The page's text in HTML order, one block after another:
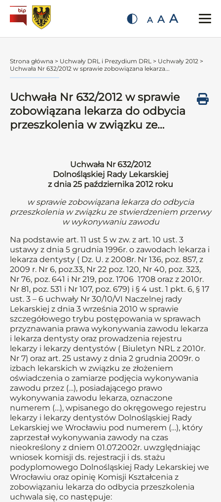
A A A
Strona główna > Uchwały DRL i Prezydium DRL > Uchwały 2012 >
Uchwała Nr 632/2012 w sprawie zobowiązana lekarza...
Uchwała Nr 632/2012 w sprawie
zobowiązana lekarza do odbycia
przeszkolenia w związku ze…
Uchwała Nr 632/2012
Dolnośląskiej Rady Lekarskiej
z dnia 25 października 2012 roku
w sprawie zobowiązana lekarza do odbycia
przeszkolenia w związku ze stwierdzeniem przerwy
w wykonywaniu zawodu
Na podstawie art. 11 ust 5 w zw. z art. 10 ust. 3
ustawy z dnia 5 grudnia 1996r. o zawodach lekarza i
lekarza dentysty ( Dz. U. z 2008r. Nr 136, poz. 857, z
2009 r. Nr 6, poz.33, Nr 22 poz. 120, Nr 40, poz. 323,
Nr 76, poz. 641 i Nr 219, poz. 1706 1708 oraz z 2010r.
Nr 81, poz. 531 i Nr 107, poz. 679) i § 4 ust. 1 pkt. 6, § 17
ust. 3 – 6 uchwały Nr 30/10/VI Naczelnej rady
Lekarskiej z dnia 3 września 2010 w sprawie
szczegółowego trybu postępowania w sprawach
przyznawania prawa wykonywania zawodu lekarza
i lekarza dentysty oraz prowadzenia rejestru
lekarzy i lekarzy dentystów ( Biuletyn NRL z 2010r.
Nr 7) oraz art. 25 ustawy z dnia 2 grudnia 2009r. o
izbach lekarskich w związku ze złożeniem
oświadczenia o zamiarze podjęcia wykonywania
zawodu przez (…), posiadającego prawo
wykonywania zawodu lekarza, oznaczone
numerem (…), wpisanego do okręgowego rejestru
lekarzy i lekarzy dentystów Dolnośląskiej Rady
Lekarskiej we Wrocławiu pod numerem (…), który
zaprzestał wykonywania zawody na czas
nieokreślony z dniem 01.07.2002r. uwzględniając
wniosek komisji ds. rejestracji i ds. stażu
podyplomowego Dolnośląskiej Rady Lekarskiej we
Wrocławiu oraz opinię Komisji Kształcenia z
zobowiązaniu lekarza do odbycia przeszkolenia
uchwala się, co następuje: